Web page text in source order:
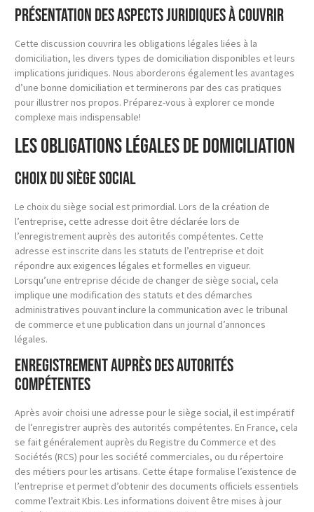
Présentation des aspects juridiques à couvrir
Cette discussion couvrira les obligations légales liées à la
domiciliation, les divers types de domiciliation disponibles et leurs
implications juridiques. Nous aborderons également les avantages
d’une bonne domiciliation et terminerons par des cas pratiques
pour illustrer nos propos. Préparez-vous à explorer ce monde
complexe mais indispensable!
Les obligations légales de domiciliation
Choix du siège social
Le choix du siège social est primordial. Lors de la création de
l’entreprise, cette adresse doit être déclarée lors de
l’enregistrement auprès des autorités compétentes. Cette
adresse est inscrite dans les statuts de l’entreprise et doit
répondre aux exigences légales et formelles en vigueur.
Lorsqu’une entreprise décide de changer de siège social, cela
implique une modification des statuts et des démarches
administratives pouvant inclure la communication avec le tribunal
de commerce et une publication dans un journal d’annonces
légales.
Enregistrement auprès des autorités
compétentes
Après avoir choisi une adresse pour le siège social, il est impératif
de l’enregistrer auprès des autorités compétentes. En France, cela
se fait généralement auprès du Registre du Commerce et des
Sociétés (RCS) pour les société commerciales, ou du répertoire
des métiers pour les artisans. Cette étape formalise l’existence de
l’entreprise et permet d’obtenir des documents officiels essentiels
comme l’extrait Kbis. Les informations doivent être mises à jour